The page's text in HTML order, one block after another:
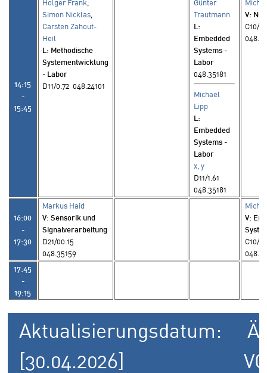
14:15
-
15:45
Holger Frank
Simon Nicklas
Carsten Zahout-
Heil
L : Methodische
Systementwicklung
- Labor
D11/0.72 048.24101
Günter
Trautmann
L :
Embedded
Systems -
Labor
048.35181
Michael
Lipp
L:
Embedded
Systems -
Labor
x, y
D11/1.61
048.35181
V:
C10/
16:00
-
17:30
Markus Haid
V: Sensorik und
Signalverarbeitung
D21/00.15
048.35159
V:
C10/
17:45
-
19:15
Aktualisierungsdatum:
[30.04.2026]